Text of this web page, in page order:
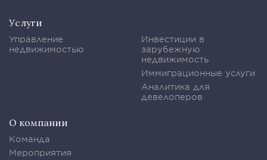
Услуги
Управление
недвижимостью
Инвестиции в
зарубежную
недвижимость
Иммиграционные услуги
Аналитика для
девелоперов
О компании
Команда
Мероприятия